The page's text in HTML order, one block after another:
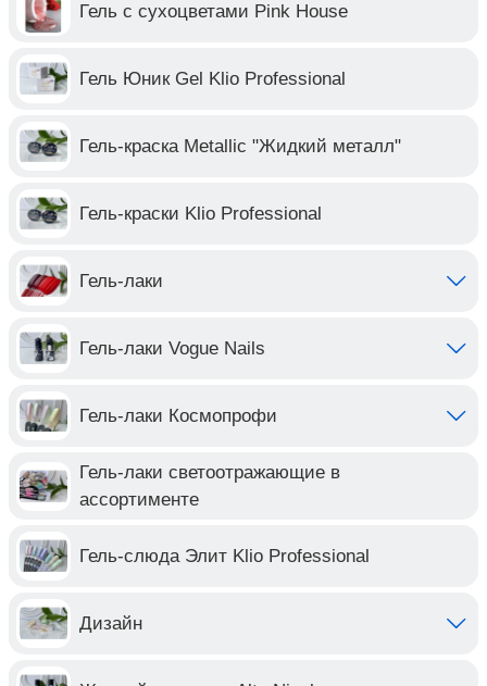
Гель с сухоцветами Pink House
Гель Юник Gel Klio Professional
Гель-краска Metallic "Жидкий металл"
Гель-краски Klio Professional
Гель-лаки
Гель-лаки Vogue Nails
Гель-лаки Космопрофи
Гель-лаки светоотражающие в
ассортименте
Гель-слюда Элит Klio Professional
Дизайн